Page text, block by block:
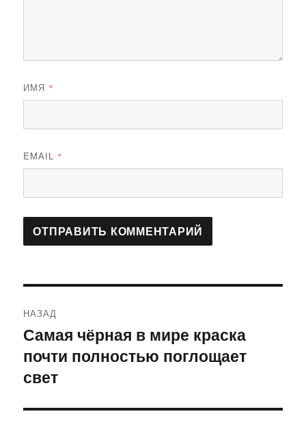
ИМЯ *
EMAIL *
по
записям
НАЗАД
Предыдущая
запись:
Самая чёрная в мире краска
почти полностью поглощает
свет